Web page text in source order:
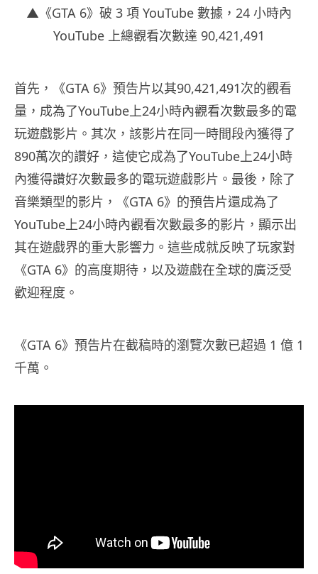
▲《GTA 6》破 3 項 YouTube 數據，24 小時內
YouTube 上總觀看次數達 90,421,491
首先，《GTA 6》預告片以其90,421,491次的觀看
量，成為了YouTube上24小時內觀看次數最多的電
玩遊戲影片。其次，該影片在同一時間段內獲得了
890萬次的讚好，這使它成為了YouTube上24小時
內獲得讚好次數最多的電玩遊戲影片。最後，除了
音樂類型的影片，《GTA 6》的預告片還成為了
YouTube上24小時內觀看次數最多的影片，顯示出
其在遊戲界的重大影響力。這些成就反映了玩家對
《GTA 6》的高度期待，以及遊戲在全球的廣泛受
歡迎程度。
《GTA 6》預告片在截稿時的瀏覽次數已超過 1 億 1
千萬。